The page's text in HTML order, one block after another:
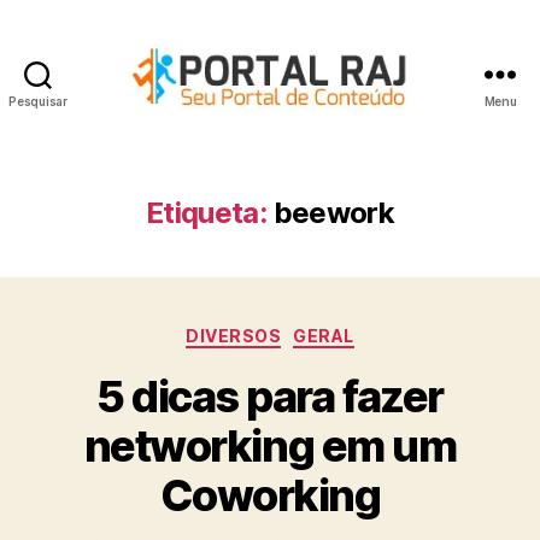
Pesquisar Menu
Etiqueta: beework
Categorias
DIVERSOS GERAL
5 dicas para fazer
networking em um
Coworking